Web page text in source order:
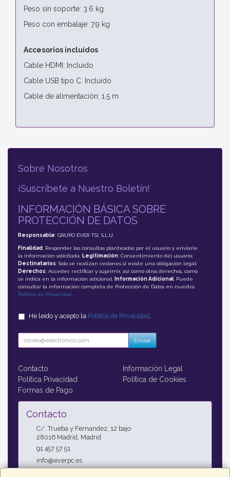
Peso sin soporte: 3.6 kg
Peso con embalaje: 7.9 kg
Accesorios incluidos
Cable HDMI: Incluido
Cable USB tipo C: Incluido
Cable de alimentación: 1.5 m
Sobre Nosotros
¡Suscríbete a Nuestro Boletín!
INFORMACIÓN BÁSICA SOBRE
PROTECCIÓN DE DATOS
Responsable: GRUPO EVER TSI, S.L.U.
Finalidad: Responder las consultas planteadas por el usuario y enviarle
la información solicitada; Legitimación: Consentimiento del usuario;
Destinatarios: Solo se realizan cesiones si existe una obligación legal;
Derechos: Acceder, rectificar y suprimir, así como otros derechos, como
se indica en la información adicional;
Información Adicional: Puede
consultar la información completa de Protección de Datos en nuestra
Política de Privacidad
He leído y acepto la Política de Privacidad
Enviar
Contacto
Información Legal
Política Privacidad
Política de Cookies
Formas de Pago
Contacto
C/. Trueba y Fernandez, 12 bajo
28016 Madrid Madrid
91 457 57 51
info@everpc.es